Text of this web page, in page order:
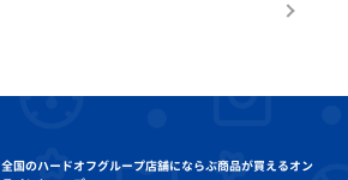
全国のハードオフグループ店舗にならぶ商品が買えるオン